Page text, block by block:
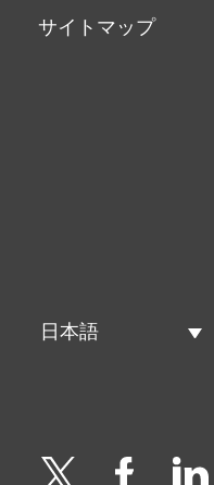
サイトマップ
日本語